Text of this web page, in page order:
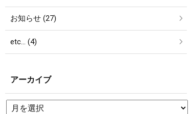
お知らせ (27)
etc… (4)
アーカイブ